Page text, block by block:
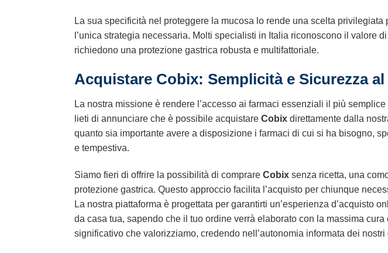
La sua specificità nel proteggere la mucosa lo rende una scelta
l’unica strategia necessaria. Molti specialisti in Italia riconoscono il valore
richiedono una protezione gastrica robusta e multifattoriale.
Acquistare Cobix: Semplicità e Sicurezza
La nostra missione è rendere l’accesso ai farmaci essenziali il più
lieti di annunciare che è possibile acquistare Cobix direttamente dalla
quanto sia importante avere a disposizione i farmaci di cui si ha bisogno,
e tempestiva.
Siamo fieri di offrire la possibilità di comprare Cobix senza ricetta, una
protezione gastrica. Questo approccio facilita l’acquisto per chiunque
La nostra piattaforma è progettata per garantirti un’esperienza d’acquisto
da casa tua, sapendo che il tuo ordine verrà elaborato con la massima
significativo che valorizziamo, credendo nell’autonomia informata dei nostri